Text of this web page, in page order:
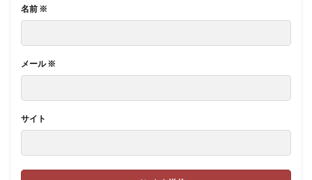
名前 ※
メール※
サイト